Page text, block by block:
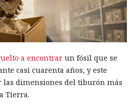
a encontrar un fósil que se
casi cuarenta años, y este
las dimensiones del tiburón más
Tierra.